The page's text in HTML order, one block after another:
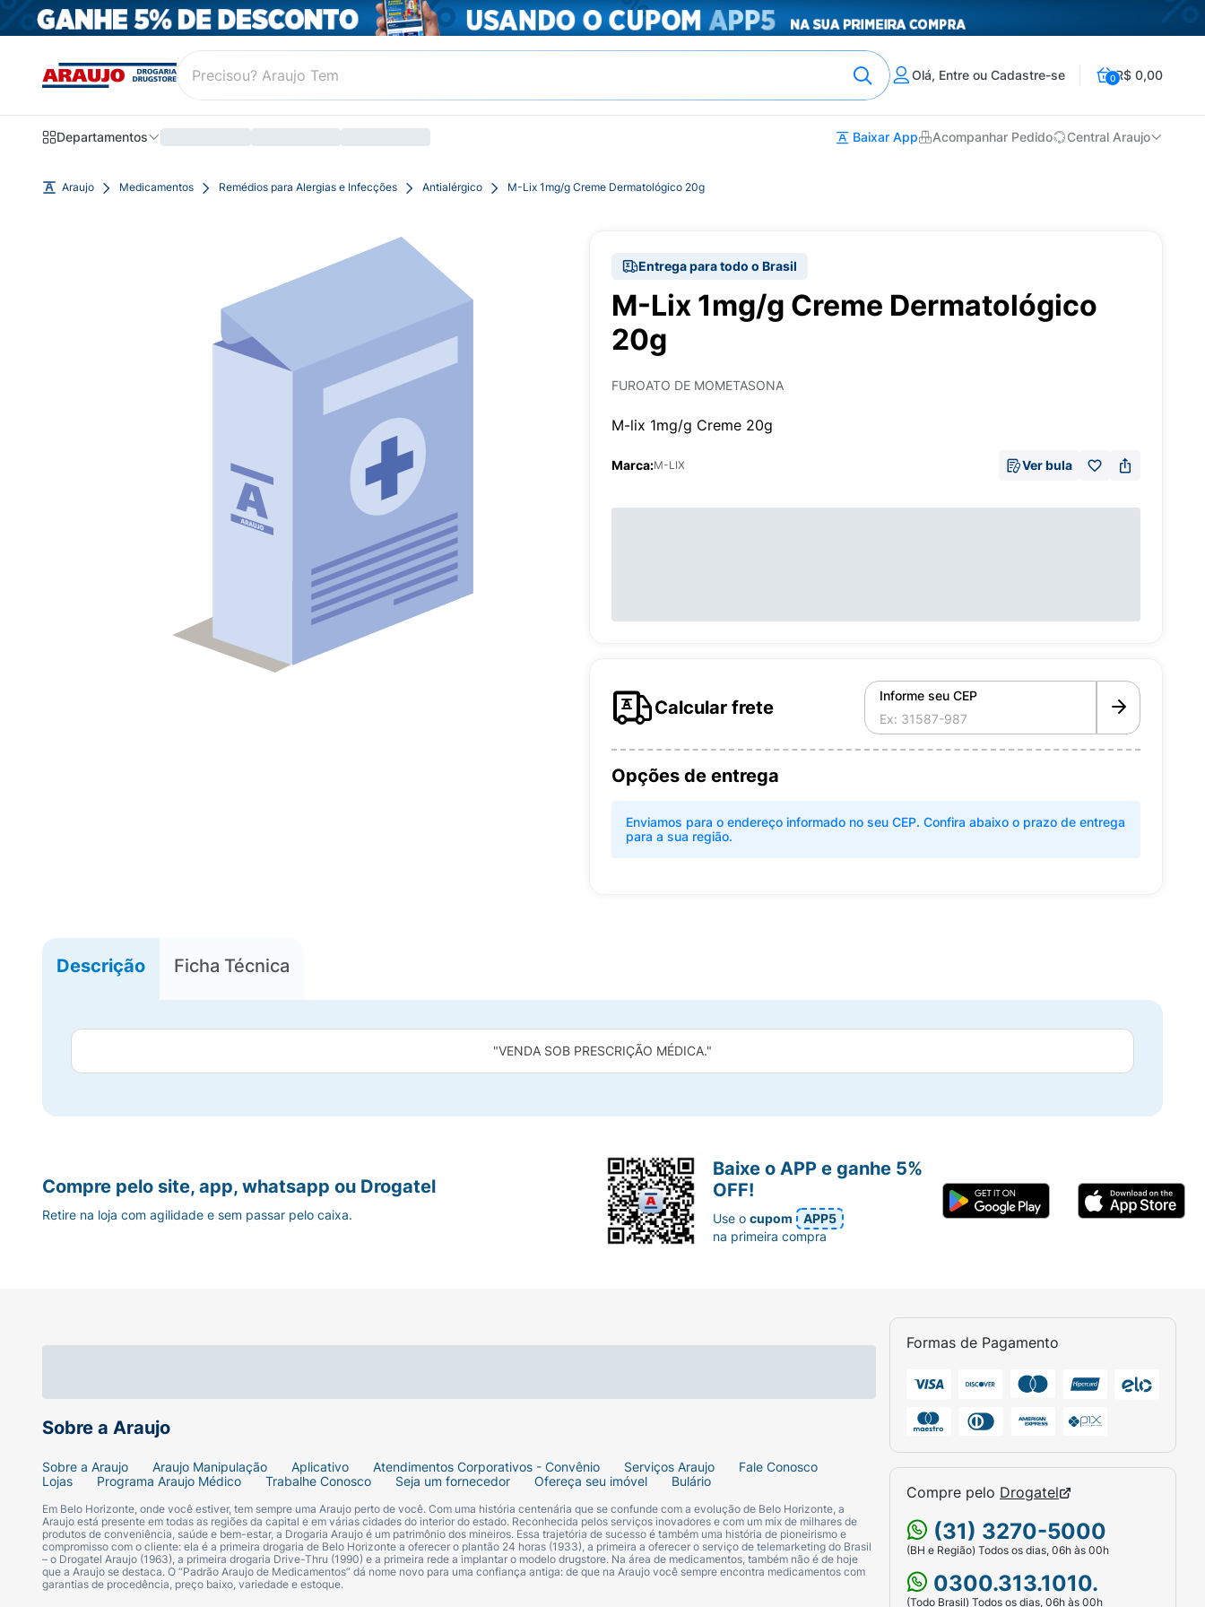
Olá, Entre ou Cadastre-se 0R$ 0,00
Departamentos Baixar App Acompanhar Pedido Central Araujo
Araujo Medicamentos Remédios para Alergias e Infecções Antialérgico M-Lix 1mg/g Creme Dermatológico 20g
Entrega para todo o Brasil
M-Lix 1mg/g Creme Dermatológico
20g
FUROATO DE MOMETASONA
M-lix 1mg/g Creme 20g
Marca:M-LIX Ver bula
Calcular frete
Informe seu CEP
Opções de entrega
Enviamos para o endereço informado no seu CEP. Confira abaixo o prazo de entrega
para a sua região.
Descrição Ficha Técnica
"VENDA SOB PRESCRIÇÃO MÉDICA."
Sobre a Araujo
Sobre a Araujo Araujo Manipulação Aplicativo Atendimentos Corporativos - Convênio Serviços Araujo
Fale Conosco
Lojas
Programa Araujo Médico Trabalhe Conosco Seja um fornecedor Ofereça seu imóvel Bulário
Em Belo Horizonte, onde você estiver, tem sempre uma Araujo perto de você. Com uma história centenária que se confunde com a evolução de Belo Horizonte, a
Araujo está presente em todas as regiões da capital e em várias cidades do interior do estado. Reconhecida pelos serviços inovadores e com um mix de milhares de
produtos de conveniência, saúde e bem-estar, a Drogaria Araujo é um patrimônio dos mineiros. Essa trajetória de sucesso é também uma história de pioneirismo e
compromisso com o cliente: ela é a primeira drogaria de Belo Horizonte a oferecer o plantão 24 horas (1933), a primeira a oferecer o serviço de telemarketing do Brasil
– o Drogatel Araujo (1963), a primeira drogaria Drive-Thru (1990) e a primeira rede a implantar o modelo drugstore. Na área de medicamentos, também não é de hoje
que a Araujo se destaca. O “Padrão Araujo de Medicamentos” dá nome novo para uma confiança antiga: de que na Araujo você sempre encontra medicamentos com
garantias de procedência, preço baixo, variedade e estoque.
Formas de Pagamento
Compre pelo Drogatel
(31) 3270-5000
(BH e Região) Todos os dias, 06h às 00h
0300.313.1010.
(Todo Brasil) Todos os dias, 06h às 00h
Compre pelo site, app, whatsapp ou Drogatel
Retire na loja com agilidade e sem passar pelo caixa.
Baixe o APP e ganhe 5%
OFF!
Use ocupom
APP5
na primeira compra